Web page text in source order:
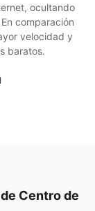
ocultando
comparación
velocidad y
baratos.
Centro de